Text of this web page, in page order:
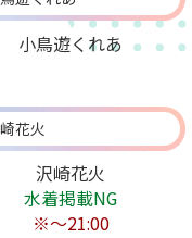
小鳥遊くれあ
沢崎花火
水着掲載NG
※〜21:00